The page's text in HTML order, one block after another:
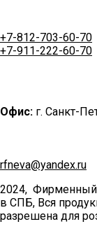
+7-812-703-60-70
+7-911-222-60-70
Офис: г. Санкт-
rfneva@yandex.ru
2024, Фирменный
в СПБ, Вся
разрешена для